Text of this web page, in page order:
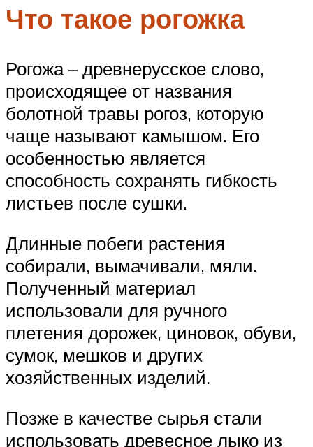
Что такое рогожка
Рогожа – древнерусское слово,
происходящее от названия
болотной травы рогоз, которую
чаще называют камышом. Его
особенностью является
способность сохранять гибкость
листьев после сушки.
Длинные побеги растения
собирали, вымачивали, мяли.
Полученный материал
использовали для ручного
плетения дорожек, циновок, обуви,
сумок, мешков и других
хозяйственных изделий.
Позже в качестве сырья стали
использовать древесное лыко из